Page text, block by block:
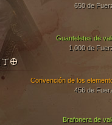
650 de
Guanteletes de
1,000 de
Brafonera de
Convención de los
456 de